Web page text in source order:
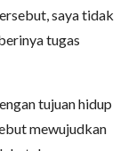
saya tidak
tugas
tujuan hidup
mewujudkan